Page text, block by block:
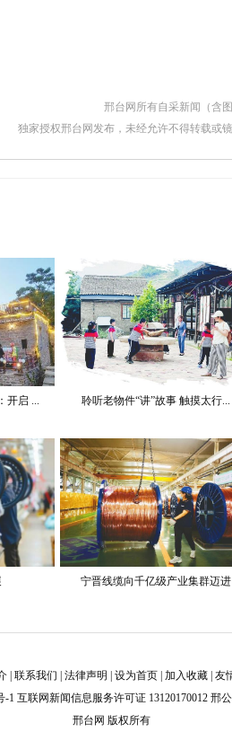
邢台网所有自采新闻（含图
独家授权邢台网发布，未经允许不得转载或镜
开启 ... 聆听老物件“讲”故事 触摸太行...
宁晋线缆向千亿级产业集群迈进
联系我们 法律声明 设为首页 加入收藏 友
-1 互联网新闻信息服务许可证 13120170012 邢公
邢台网 版权所有